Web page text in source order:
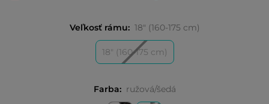
Veľkosť rámu: 18" (160-175 cm)
18" (160-175 cm)
Farba: ružová/šedá